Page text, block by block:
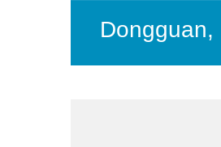
Dongguan,